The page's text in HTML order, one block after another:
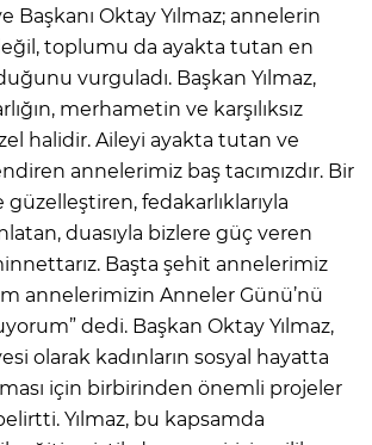
Başkanı Oktay Yılmaz; annelerin
toplumu da ayakta tutan en
vurguladı. Başkan Yılmaz,
merhametin ve karşılıksız
halidir. Aileyi ayakta tutan ve
annelerimiz baş tacımızdır. Bir
fedakarlıklarıyla
duasıyla bizlere güç veren
Başta şehit annelerimiz
annelerimizin Anneler Günü’nü
dedi. Başkan Oktay Yılmaz,
olarak kadınların sosyal hayatta
için birbirinden önemli projeler
Yılmaz, bu kapsamda